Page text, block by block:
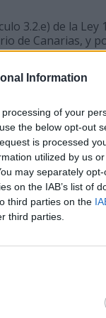
Information
of your
the below opt-out
is processed
utilized by us
may separately
on the IAB’s list of
third parties on the
third parties.
3.2.e) de la Ley
de Canarias, y
en Sesión
corrientes y
euros
3.2.e) de la Ley
de Canarias, y
Sesión
y gastos de
de gasto
3.2.e) de la Ley
de Canarias, y
Sesión